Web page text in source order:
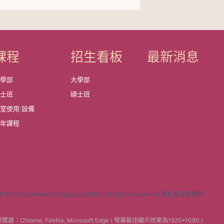
程
部
班
使用/設備
課程
招生看板
大學部
碩士班
最新消息
Department of English at NCU. All Rights Reserved.隱私權政策聲明
覽器：Chrome, Firefox, Microsoft Edge ( 螢幕最佳顯示效果為1920*1080 )